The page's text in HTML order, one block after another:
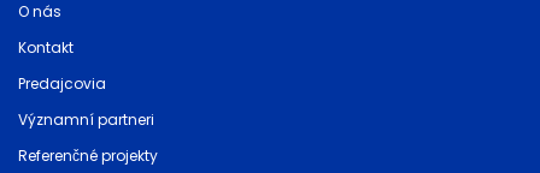
O nás
Kontakt
Predajcovia
Významní partneri
Referenčné projekty